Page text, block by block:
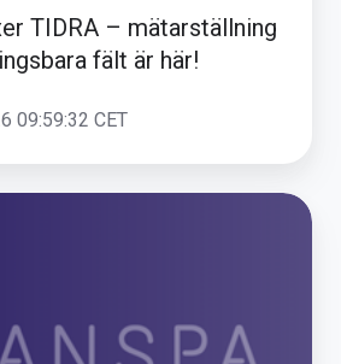
TIDRA – mätarställning
fält är här!
09:59:32 CET